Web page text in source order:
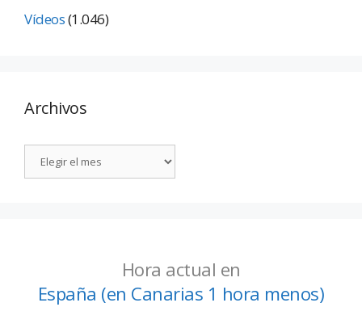
Vídeos(1.046)
Archivos
Hora actual en
España (en Canarias 1 hora menos)